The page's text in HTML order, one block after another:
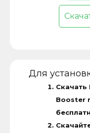
Для
Скачать
Booster